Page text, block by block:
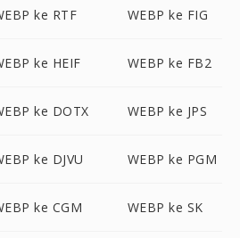
ke RTF WEBP ke FIG
ke HEIF WEBP ke FB2
ke DOTX WEBP ke JPS
ke DJVU WEBP ke PGM
ke CGM WEBP ke SK